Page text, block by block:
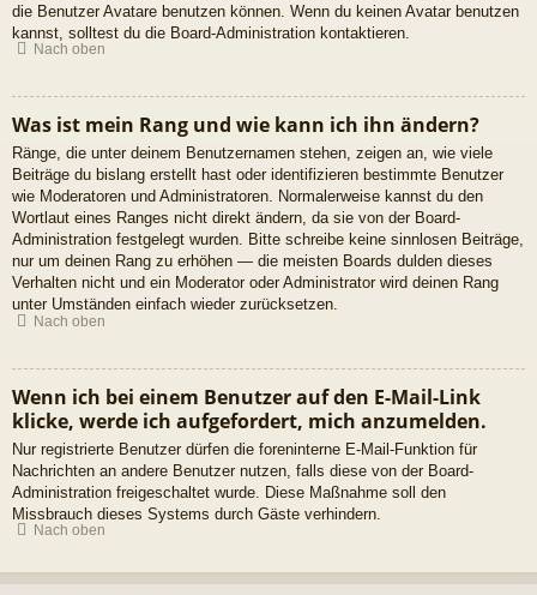
die Benutzer Avatare benutzen können. Wenn du keinen Avatar benutzen
kannst, solltest du die Board-Administration kontaktieren.
Nach oben
Was ist mein Rang und wie kann ich ihn ändern?
Ränge, die unter deinem Benutzernamen stehen, zeigen an, wie viele
Beiträge du bislang erstellt hast oder identifizieren bestimmte Benutzer
wie Moderatoren und Administratoren. Normalerweise kannst du den
Wortlaut eines Ranges nicht direkt ändern, da sie von der Board-
Administration festgelegt wurden. Bitte schreibe keine sinnlosen Beiträge,
nur um deinen Rang zu erhöhen — die meisten Boards dulden dieses
Verhalten nicht und ein Moderator oder Administrator wird deinen Rang
unter Umständen einfach wieder zurücksetzen.
Nach oben
Wenn ich bei einem Benutzer auf den E-Mail-Link
klicke, werde ich aufgefordert, mich anzumelden.
Nur registrierte Benutzer dürfen die foreninterne E-Mail-Funktion für
Nachrichten an andere Benutzer nutzen, falls diese von der Board-
Administration freigeschaltet wurde. Diese Maßnahme soll den
Missbrauch dieses Systems durch Gäste verhindern.
Nach oben